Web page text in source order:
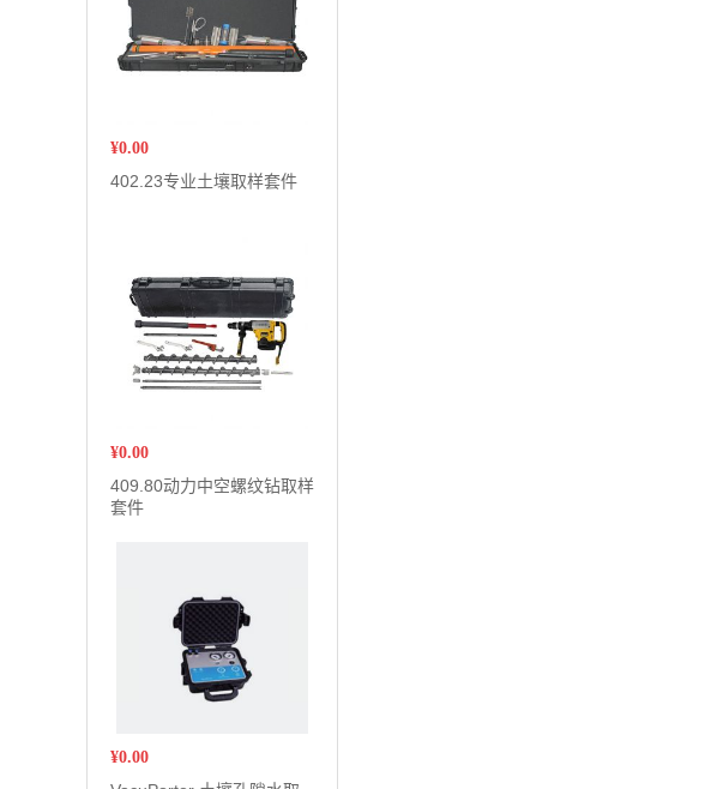
¥0.00
402.23专业土壤取样套件
¥0.00
409.80动力中空螺纹钻取样
套件
¥0.00